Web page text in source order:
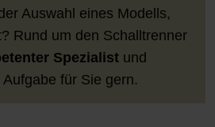
Auswahl eines Modells,
Rund um den Schalltrenner
Spezialist und
für Sie gern.